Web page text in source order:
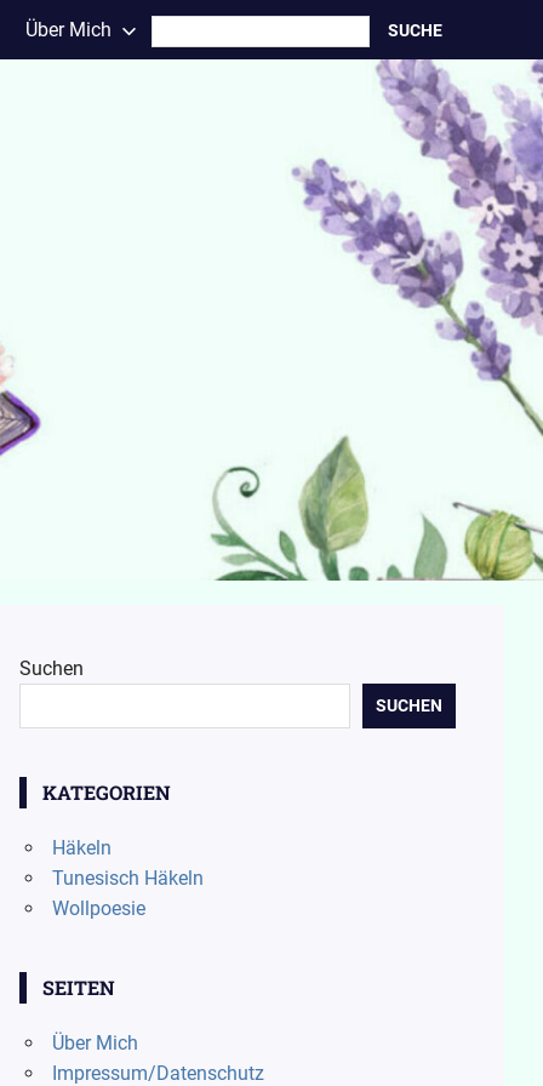
Über Mich Search
Suchen
SUCHEN
KATEGORIEN
Häkeln
Tunesisch Häkeln
Wollpoesie
SEITEN
Über Mich
Impressum/Datenschutz